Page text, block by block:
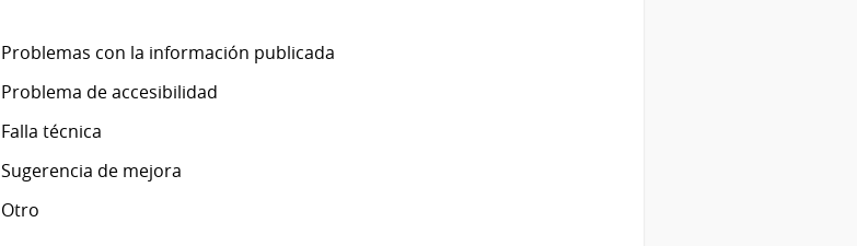
Problemas con la información publicada
Problema de accesibilidad
Falla técnica
Sugerencia de mejora
Otro